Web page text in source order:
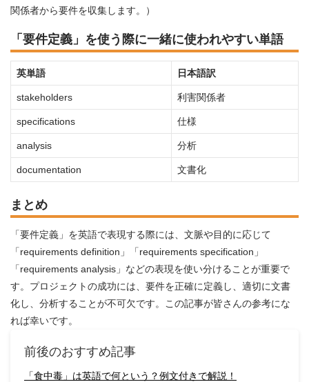
関係者から要件を収集します。）
「要件定義」を使う際に一緒に使われやすい単語
英単語 日本語訳
stakeholders 利害関係者
specifications 仕様
analysis 分析
documentation 文書化
まとめ
「要件定義」を英語で表現する際には、文脈や目的に応じて
「requirements definition」「requirements specification」
「requirements analysis」などの表現を使い分けることが重要で
す。プロジェクトの成功には、要件を正確に定義し、適切に文書
化し、分析することが不可欠です。この記事が皆さんの参考にな
れば幸いです。
前後のおすすめ記事
「食中毒」は英語で何という？例文付きで解説！